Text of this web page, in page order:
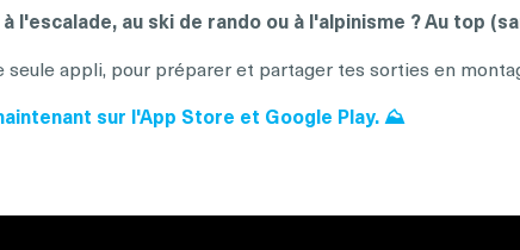
au ski de rando ou à l'alpinisme ? Au top
appli, pour préparer et partager tes sorties en
sur l'App Store et Google Play. ⛰️